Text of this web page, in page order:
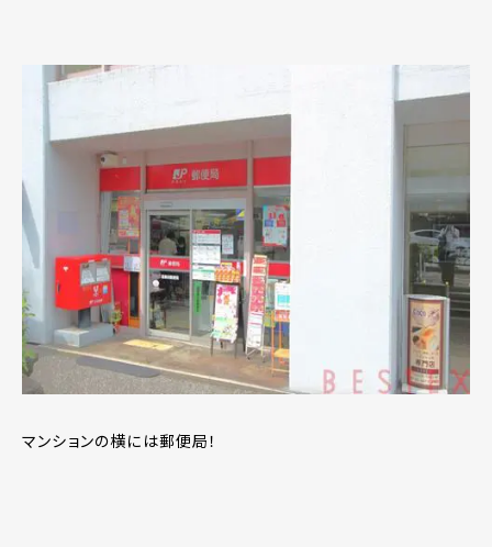
マンションの横には郵便局！